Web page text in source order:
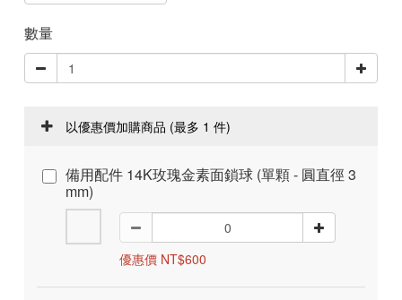
數量
以優惠價加購商品 (最多 1 件)
備用配件 14K玫瑰金素面鎖球 (單顆 - 圓直徑 3
mm)
優惠價 NT$600